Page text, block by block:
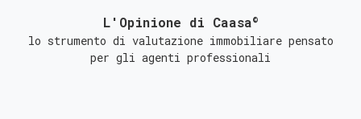
L'Opinione di Caasa©
lo strumento di valutazione immobiliare pensato
per gli agenti professionali